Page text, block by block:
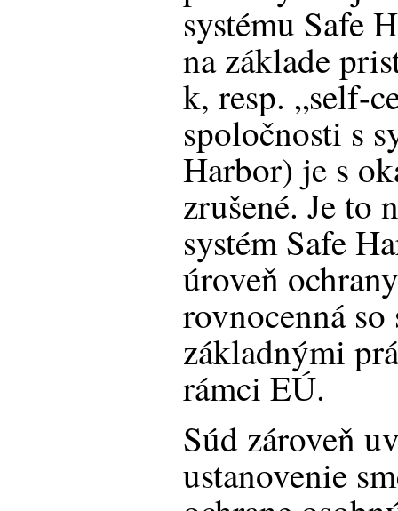
systému Safe
na základe
k, resp. „self-
spoločnosti s
Harbor) je s
zrušené. Je to
systém Safe
úroveň
rovnocenná
základnými
rámci EÚ.
Súd zároveň
ustanovenie